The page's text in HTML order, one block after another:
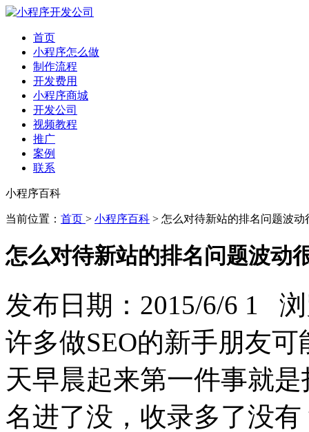
首页
小程序怎么做
制作流程
开发费用
小程序商城
开发公司
视频教程
推广
案例
联系
小程序百科
当前位置： 首页 > 小程序百科 > 怎么对待新站的排名问题波动
怎么对待新站的排名问题波动
发布日期：2015/6/6 1
许多做SEO的新手朋友
天早晨起来第一件事就
名进了没，收录多了没